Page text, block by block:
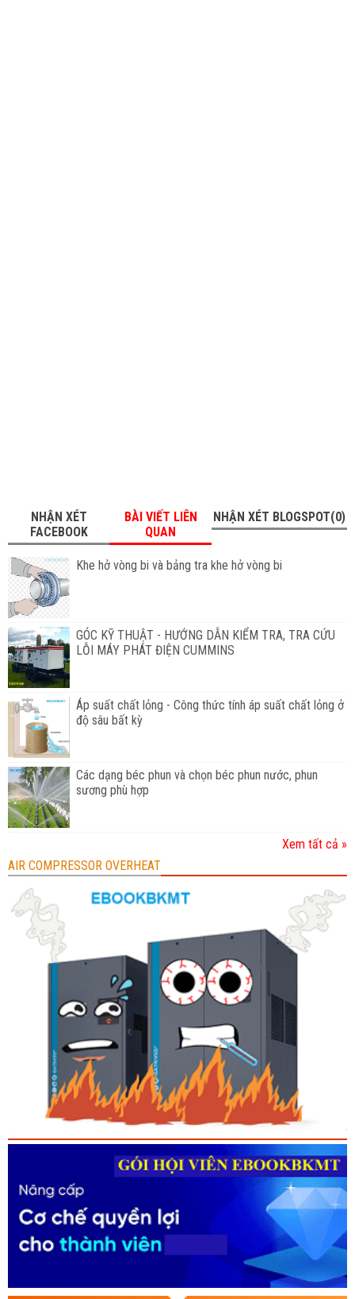
NHẬN XÉT
FACEBOOK
BÀI VIẾT LIÊN
QUAN
NHẬN XÉT BLOGSPOT(0)
Khe hở vòng bi và bảng tra khe hở vòng bi
GÓC KỸ THUẬT - HƯỚNG DẪN KIỂM TRA, TRA CỨU
LỖI MÁY PHÁT ĐIỆN CUMMINS
Áp suất chất lỏng - Công thức tính áp suất chất lỏng ở
độ sâu bất kỳ
Các dạng béc phun và chọn béc phun nước, phun
sương phù hợp
Xem tất cả »
AIR COMPRESSOR OVERHEAT